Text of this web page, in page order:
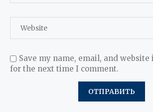
Save my name, email, and
for the next time I comment.